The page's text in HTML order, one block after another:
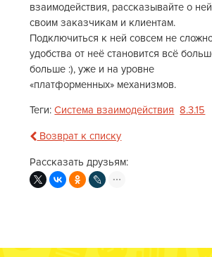
взаимодействия, рассказывайте о ней
своим заказчикам и клиентам.
Подключиться к ней совсем не
удобства от неё становится всё
больше :), уже и на уровне
«платформенных» механизмов.
Теги:Система взаимодействия 8.3.15
Возврат к списку
Рассказать друзьям: